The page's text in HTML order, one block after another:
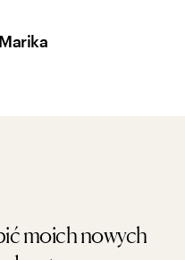
Marika
moich nowych